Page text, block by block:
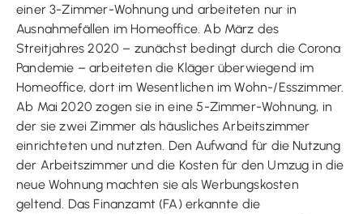
einer 3-Zimmer-Wohnung und arbeiteten nur in
Ausnahmefällen im Homeoffice. Ab März des
Streitjahres 2020 – zunächst bedingt durch die Corona
Pandemie – arbeiteten die Kläger überwiegend im
Homeoffice, dort im Wesentlichen im Wohn-/Esszimmer.
Ab Mai 2020 zogen sie in eine 5-Zimmer-Wohnung, in
der sie zwei Zimmer als häusliches Arbeitszimmer
einrichteten und nutzten. Den Aufwand für die Nutzung
der Arbeitszimmer und die Kosten für den Umzug in die
neue Wohnung machten sie als Werbungskosten
geltend. Das Finanzamt (FA) erkannte die